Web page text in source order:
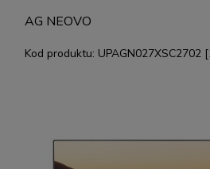
AG NEOVO
Kod produktu: UPAGN027XSC2702